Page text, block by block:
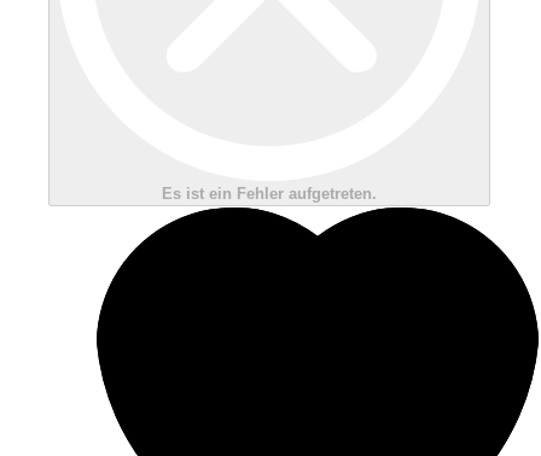
Es ist ein Fehler aufgetreten.